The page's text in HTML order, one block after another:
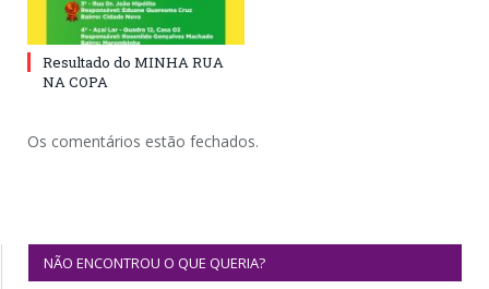
Resultado do MINHA RUA
NA COPA
Os comentários estão fechados.
NÃO ENCONTROU O QUE QUERIA?